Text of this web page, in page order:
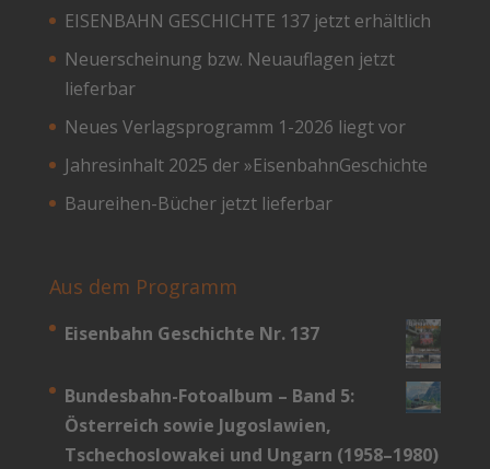
EISENBAHN GESCHICHTE 137 jetzt erhältlich
Neuerscheinung bzw. Neuauflagen jetzt
lieferbar
Neues Verlagsprogramm 1-2026 liegt vor
Jahresinhalt 2025 der »EisenbahnGeschichte
Baureihen-Bücher jetzt lieferbar
Aus dem Programm
Eisenbahn Geschichte Nr. 137
Bundesbahn-­Fotoalbum – Band 5:
Österreich sowie Jugoslawien,
Tschechoslowakei und Ungarn (1958–1980)